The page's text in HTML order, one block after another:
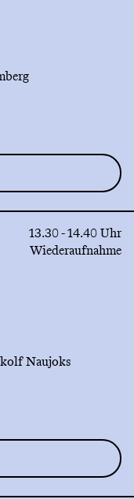
13.30 - 14.40 Uhr
Wiederaufnahme
Naujoks